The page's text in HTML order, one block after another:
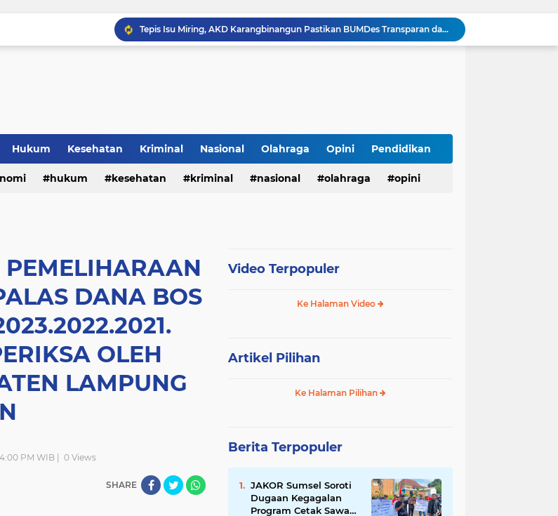
Tepis Isu Miring, AKD Karangbinangun Pastikan BUMDes Transparan dan Diawasi Ketat
Semarak HUT ke-81 RI, Lapas Kuningan Gelar Fun Walk, Donor Darah, Pemeriksaan Kesehatan hingga Bakti Sosial
Walikota Payakumbuh Bersama BPIP Dan Anggota Komisi XIII DPR RI Arizal Aziz Gelar Sosialisasi Empat Pilar MPR RI.
Hukum Kesehatan Kriminal Nasional Olahraga Opini Pendidikan
hukum kesehatan kriminal nasional olahraga opini
DANA BOS
OLEH
LAMPUNG
PM WIB | 0 Views
SHARE
Video Terpopuler
Ke Halaman Video
Artikel Pilihan
Ke Halaman Pilihan
Berita Terpopuler
JAKOR Sumsel Soroti
Dugaan Kegagalan
Program Cetak Sawah